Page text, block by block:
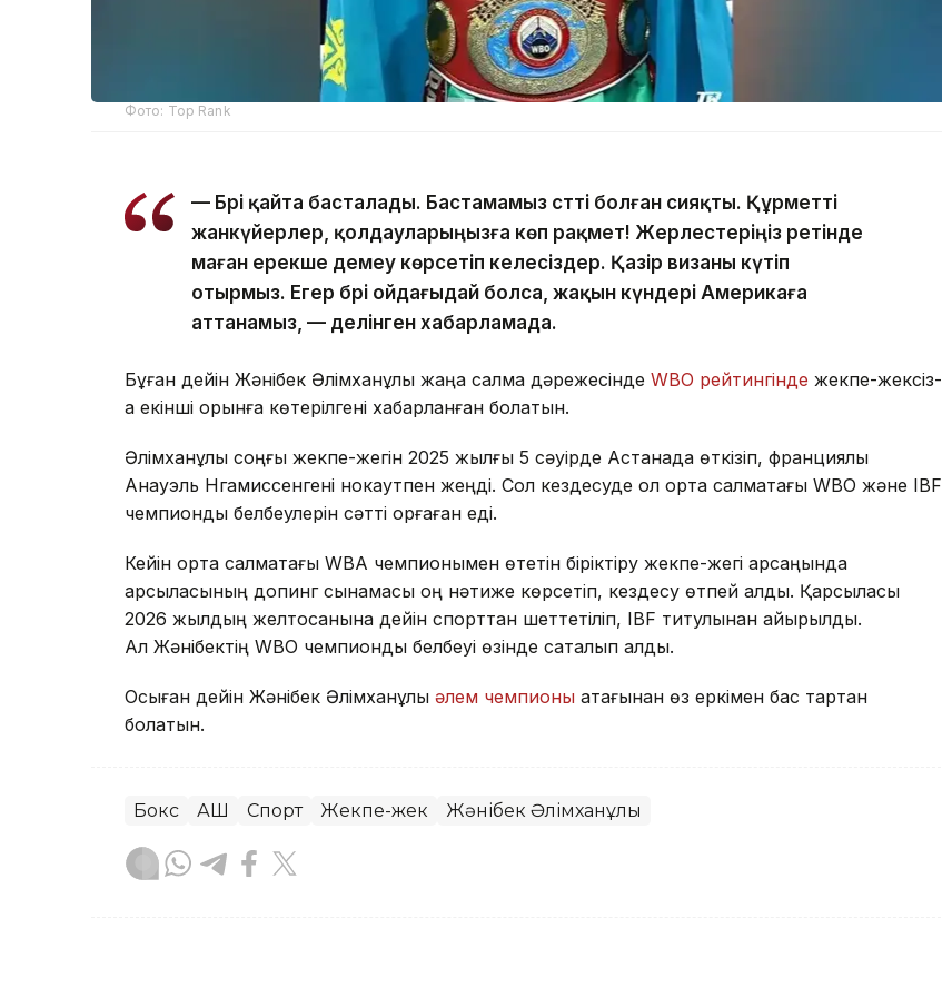
Фото: Top Rank
— Бәрі қайта басталады. Бастамамыз сәтті болған сияқты. Құрметті
жанкүйерлер, қолдауларыңызға көп рақмет! Жерлестеріңіз ретінде
маған ерекше демеу көрсетіп келесіздер. Қазір визаны күтіп
отырмыз. Егер бәрі ойдағыдай болса, жақын күндері Америкаға
аттанамыз, — делінген хабарламада.
Бұған дейін Жәнібек Әлімханұлы жаңа салмақ дәрежесінде WBO рейтингінде жекпе-жексіз-
ақ екінші орынға көтерілгені хабарланған болатын.
Әлімханұлы соңғы жекпе-жегін 2025 жылғы 5 сәуірде Астанада өткізіп, франциялық
Анауэль Нгамиссенгені нокаутпен жеңді. Сол кездесуде ол орта салмақтағы WBO және IBF
чемпиондық белбеулерін сәтті қорғаған еді.
Кейін орта салмақтағы WBA чемпионымен өтетін біріктіру жекпе-жегі қарсаңында
қарсыласының допинг сынамасы оң нәтиже көрсетіп, кездесу өтпей қалды. Қарсыласы
2026 жылдың желтоқсанына дейін спорттан шеттетіліп, IBF титулынан айырылды.
Ал Жәнібектің WBO чемпиондық белбеуі өзінде сақталып қалды.
Осыған дейін Жәнібек Әлімханұлы әлем чемпионы атағынан өз еркімен бас тартқан
болатын.
Бокс АҚШ Спорт Жекпе-жек Жәнібек Әлімханұлы